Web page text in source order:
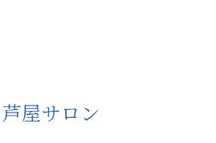
屋サロン